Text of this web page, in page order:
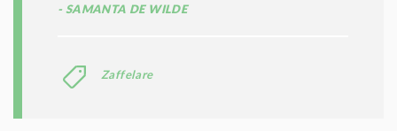
SAMANTA DE WILDE
Zaffelare